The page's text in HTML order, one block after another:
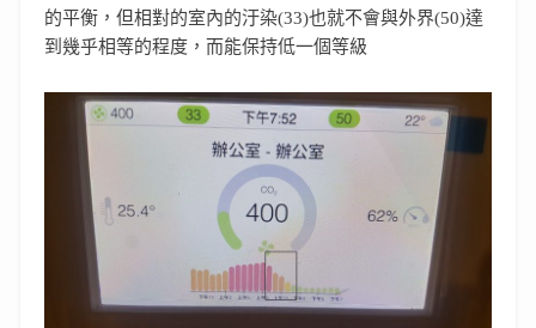
的平衡，但相對的室內的汙染(33)也就不會與外界(50)達
到幾乎相等的程度，而能保持低一個等級